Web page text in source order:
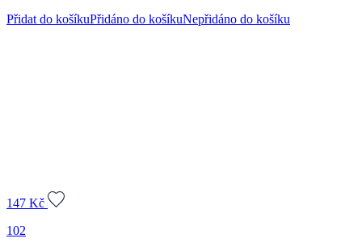
Přidat do košíkuPřidáno do košíkuNepřidáno do košíku
147 Kč
102